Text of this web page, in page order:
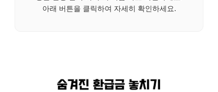
아래 버튼을 클릭하여 자세히 확인하세요.